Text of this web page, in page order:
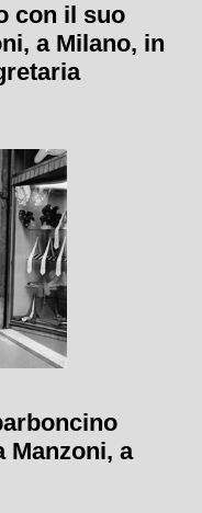
con il suo
a Milano, in
Manzoni, a